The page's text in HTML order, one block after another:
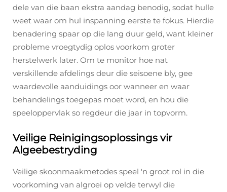
dele van die baan ekstra aandag benodig, sodat hulle
weet waar om hul inspanning eerste te fokus. Hierdie
benadering spaar op die lang duur geld, want kleiner
probleme vroegtydig oplos voorkom groter
herstelwerk later. Om te monitor hoe nat
verskillende afdelings deur die seisoene bly, gee
waardevolle aanduidings oor wanneer en waar
behandelings toegepas moet word, en hou die
speeloppervlak so regdeur die jaar in topvorm.
Veilige Reinigingsoplossings vir
Algeebestryding
Veilige skoonmaakmetodes speel 'n groot rol in die
voorkoming van algroei op velde terwyl die